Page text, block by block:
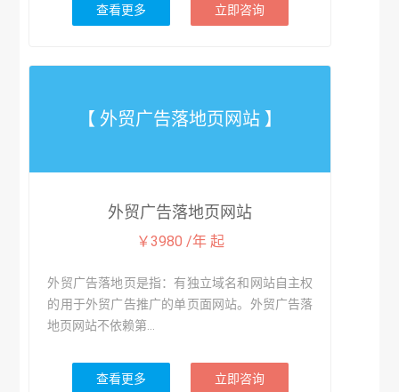
查看更多 立即咨询
【 外贸广告落地页网站 】
外贸广告落地页网站
￥3980 /年 起
外贸广告落地页是指：有独立域名和网站自主权
的用于外贸广告推广的单页面网站。外贸广告落
地页网站不依赖第...
查看更多 立即咨询